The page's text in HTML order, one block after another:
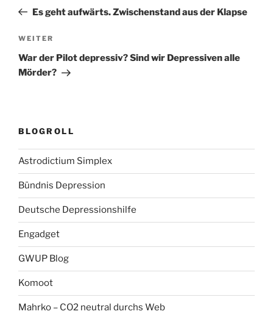
Beitrag
Es geht aufwärts. Zwischenstand aus der Klapse
Nächster
Beitrag
WEITER
War der Pilot depressiv? Sind wir Depressiven alle
Mörder?
BLOGROLL
Astrodictium Simplex
Bündnis Depression
Deutsche Depressionshilfe
Engadget
GWUP Blog
Komoot
Mahrko – CO2 neutral durchs Web